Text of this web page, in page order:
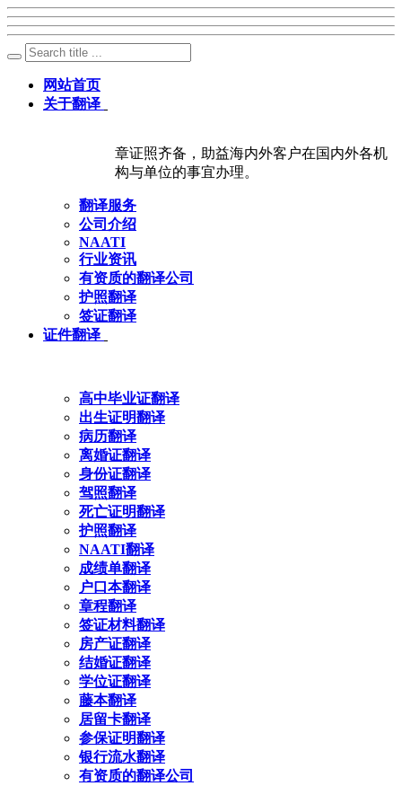
网站首页
关于翻译
章证照齐备，助益海内外客户在国内外各机
构与单位的事宜办理。
翻译服务
公司介绍
NAATI
行业资讯
有资质的翻译公司
护照翻译
签证翻译
证件翻译
高中毕业证翻译
出生证明翻译
病历翻译
离婚证翻译
身份证翻译
驾照翻译
死亡证明翻译
护照翻译
NAATI翻译
成绩单翻译
户口本翻译
章程翻译
签证材料翻译
房产证翻译
结婚证翻译
学位证翻译
藤本翻译
居留卡翻译
参保证明翻译
银行流水翻译
有资质的翻译公司